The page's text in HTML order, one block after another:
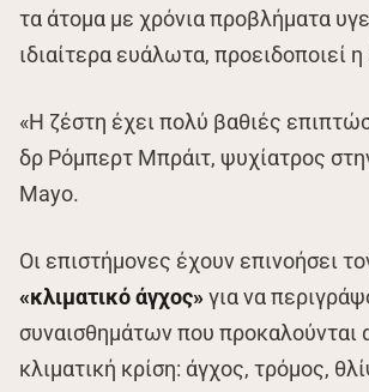
τα άτομα με χρόνια προβλήματα
ιδιαίτερα ευάλωτα, προειδοποιεί
«Η ζέστη έχει πολύ βαθιές
δρ Ρόμπερτ Μπράιτ, ψυχίατρος
Mayo.
Οι επιστήμονες έχουν επινοήσει
«κλιματικό άγχος»για να
συναισθημάτων που προκαλούνται
κλιματική κρίση: άγχος, τρόμος,